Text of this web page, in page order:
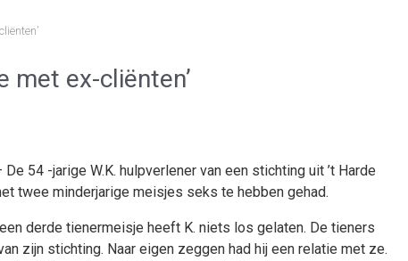
met ex-cliënten’
De 54 -jarige W.K. hulpverlener van een stichting uit ’t Harde
twee minderjarige meisjes seks te hebben gehad.
derde tienermeisje heeft K. niets los gelaten. De tieners
zijn stichting. Naar eigen zeggen had hij een relatie met ze.